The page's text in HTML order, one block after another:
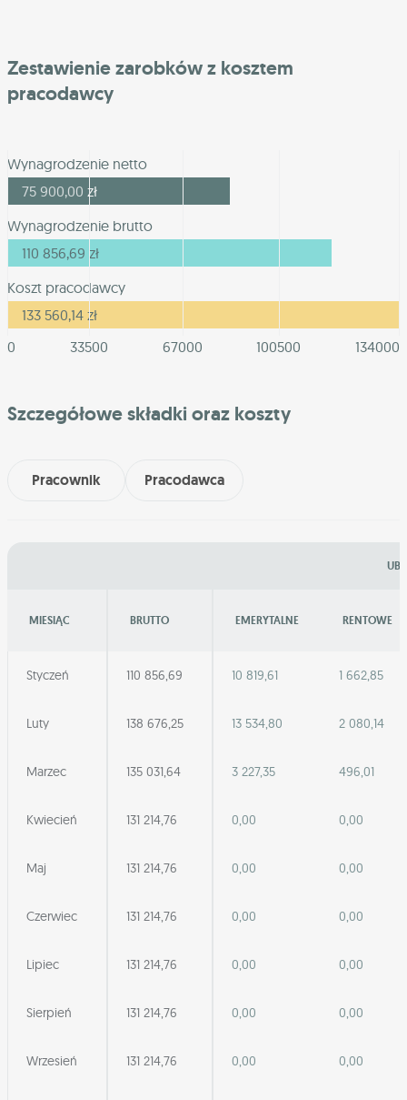
Zestawienie zarobków z kosztem
pracodawcy
Wynagrodzenie netto
75 900,00 zł
Wynagrodzenie brutto
110 856,69 zł
Koszt pracodawcy
133 560,14 zł
0
33500 67000 100500 134000
Szczegółowe składki oraz koszty
Pracownik Pracodawca
MIESIĄC BRUTTO EMERYTALNE RENTOWE
Styczeń 110 856,69 10 819,61 1 662,85
Luty 138 676,25 13 534,80 2 080,14
Marzec 135 031,64 3 227,35 496,01
Kwiecień 131 214,76 0,00 0,00
Maj 131 214,76 0,00 0,00
Czerwiec 131 214,76 0,00 0,00
Lipiec 131 214,76 0,00 0,00
Sierpień 131 214,76 0,00 0,00
Wrzesień 131 214,76 0,00 0,00